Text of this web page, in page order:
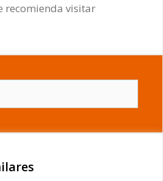
recomienda visitar